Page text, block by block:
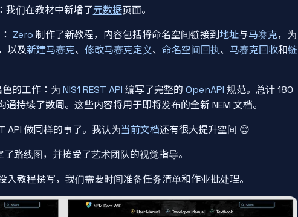
们在教材中新增了元数据页面。
Zero 制作了新教程，内容包括将命名空间链接到地址与马赛克，为
以及新建马赛克、 修改马赛克定义、 命名空间回执、 马赛克回收和链
的工作：为 NIS1 REST API 编写了完整的 OpenAPI 规范。总计 180
持续了数周。这些内容将用于即将发布的全新 NEM 文档。
API 做同样的事了。我认为当前文档还有很大提升空间 😊
路线图，并接受了艺术团队的视觉指导。
教程撰写，我们需要时间准备任务清单和作业批处理。